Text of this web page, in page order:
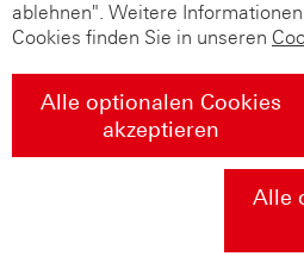
ablehnen". Weitere
Cookies finden Sie in unseren
Alle optionalen Cookies
akzeptieren
Alle